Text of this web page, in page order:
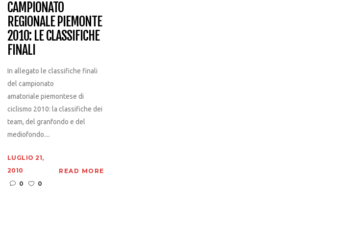
CAMPIONATO
REGIONALE PIEMONTE
2010: LE CLASSIFICHE
FINALI
In allegato le classifiche finali
del campionato
amatoriale piemontese di
ciclismo 2010: la classifiche dei
team, del granfondo e del
mediofondo....
LUGLIO 21,
2010
0
0
READ MORE